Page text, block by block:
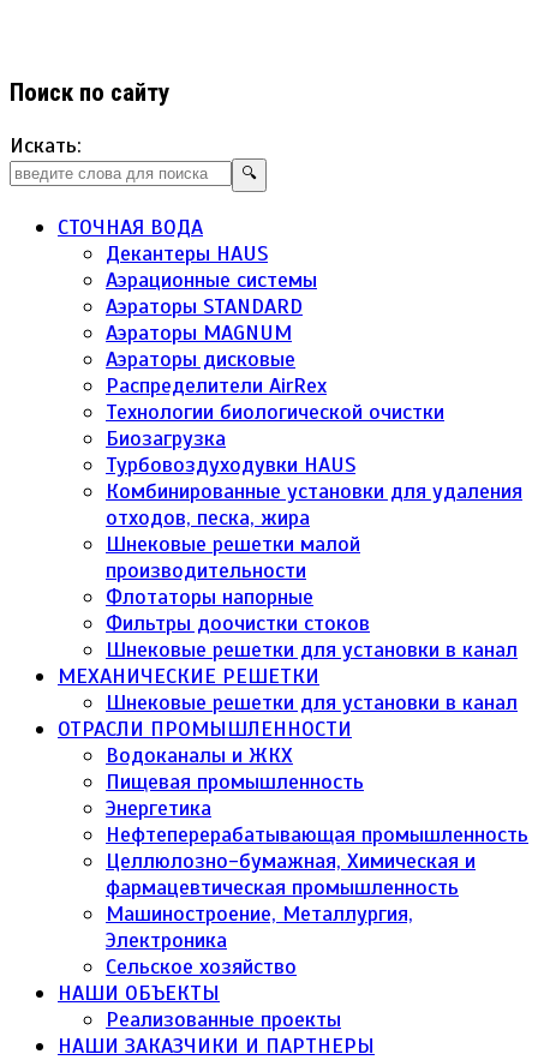
Поиск по сайту
Искать:
🔍
СТОЧНАЯ ВОДА
Декантеры HAUS
Аэрационные системы
Аэраторы STANDARD
Аэраторы MAGNUM
Аэраторы дисковые
Распределители AirRex
Технологии биологической очистки
Биозагрузка
Турбовоздуходувки HAUS
Комбинированные установки для удаления
отходов, песка, жира
Шнековые решетки малой
производительности
Флотаторы напорные
Фильтры доочистки стоков
Шнековые решетки для установки в канал
МЕХАНИЧЕСКИЕ РЕШЕТКИ
Шнековые решетки для установки в канал
ОТРАСЛИ ПРОМЫШЛЕННОСТИ
Водоканалы и ЖКХ
Пищевая промышленность
Энергетика
Нефтеперерабатывающая промышленность
Целлюлозно-бумажная, Химическая и
фармацевтическая промышленность
Машиностроение, Металлургия,
Электроника
Сельское хозяйство
НАШИ ОБЪЕКТЫ
Реализованные проекты
НАШИ ЗАКАЗЧИКИ И ПАРТНЕРЫ